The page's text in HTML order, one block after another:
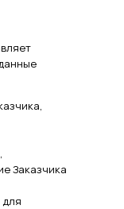
Заказчика